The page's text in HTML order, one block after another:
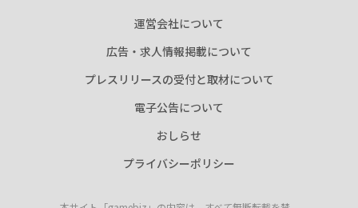
運営会社について
広告・求人情報掲載について
プレスリリースの受付と取材について
電子公告について
おしらせ
プライバシーポリシー